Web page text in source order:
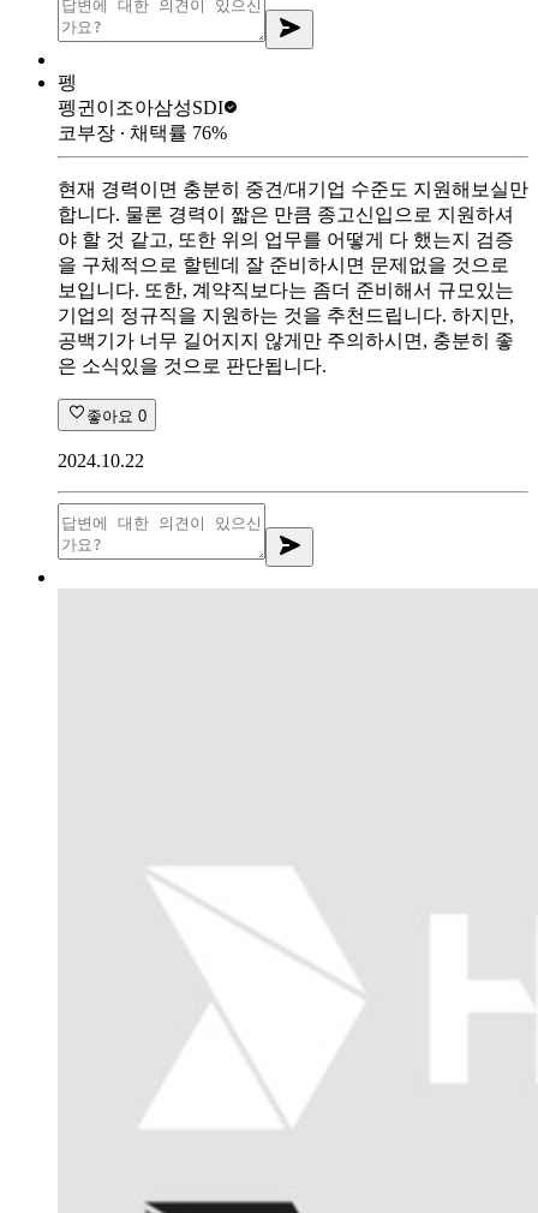
펭
펭귄이조아삼성SDI
코부장 ∙ 채택률 76%
현재 경력이면 충분히 중견/대기업 수준도 지원해보실만
합니다. 물론 경력이 짧은 만큼 종고신입으로 지원하셔
야 할 것 같고, 또한 위의 업무를 어떻게 다 했는지 검증
을 구체적으로 할텐데 잘 준비하시면 문제없을 것으로
보입니다. 또한, 계약직보다는 좀더 준비해서 규모있는
기업의 정규직을 지원하는 것을 추천드립니다. 하지만,
공백기가 너무 길어지지 않게만 주의하시면, 충분히 좋
은 소식있을 것으로 판단됩니다.
좋아요 0
2024.10.22